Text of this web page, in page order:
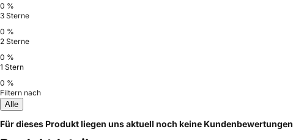
0 %
3 Sterne
0 %
2 Sterne
0 %
1 Stern
0 %
Filtern nach
Alle
Für dieses Produkt liegen uns aktuell noch keine Kundenbewertungen